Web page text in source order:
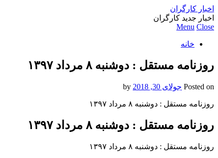
اخبار کارگران
اخبار جدید کارگران
Menu Close
خانه
روزنامه مستقل : دوشنبه ۸ مرداد ۱۳۹۷
Posted on جولای 30, 2018
روزنامه مستقل : دوشنبه ۸ مرداد ۱۳۹۷
روزنامه مستقل : دوشنبه ۸ مرداد ۱۳۹۷
روزنامه مستقل : دوشنبه ۸ مرداد ۱۳۹۷